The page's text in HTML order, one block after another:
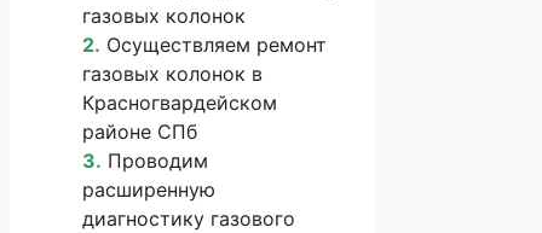
газовых колонок
2. Осуществляем ремонт
газовых колонок в
Красногвардейском
районе СПб
3. Проводим
расширенную
диагностику газового